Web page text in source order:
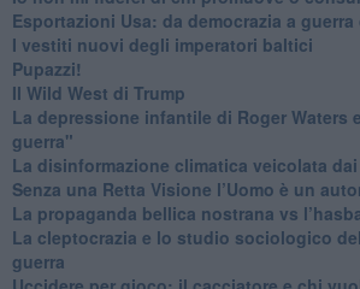
Esportazioni Usa: da democrazia a guerra
​I vestiti nuovi degli imperatori baltici
​Pupazzi!
​Il Wild West di Trump
​La depressione infantile di Roger Waters
guerra"
​La disinformazione climatica veicolata dai
Senza una Retta Visione l’Uomo è un
​La propaganda bellica nostrana vs
​La cleptocrazia e lo studio sociologico
guerra